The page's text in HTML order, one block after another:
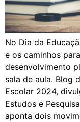
No Dia da
e os caminhos
desenvolvimento
sala de aula. Blog
Escolar 2024,
Estudos e
aponta dois